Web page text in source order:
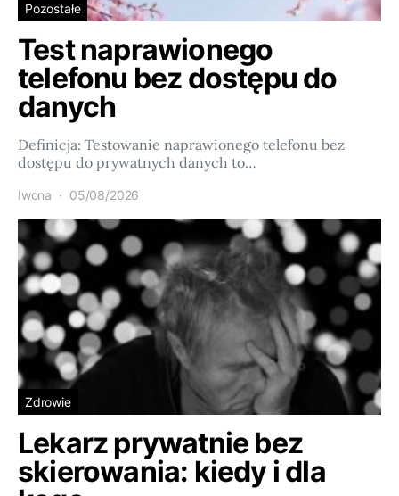
Pozostałe
Test naprawionego
telefonu bez dostępu do
danych
Definicja: Testowanie naprawionego telefonu bez
dostępu do prywatnych danych to…
Iwona 05/08/2026
Zdrowie
Lekarz prywatnie bez
skierowania: kiedy i dla